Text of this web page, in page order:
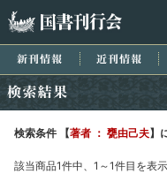
新刊情報 近
検索条件 【著者 ： 甕由己夫】
該当商品1件中、1～1件目を表示